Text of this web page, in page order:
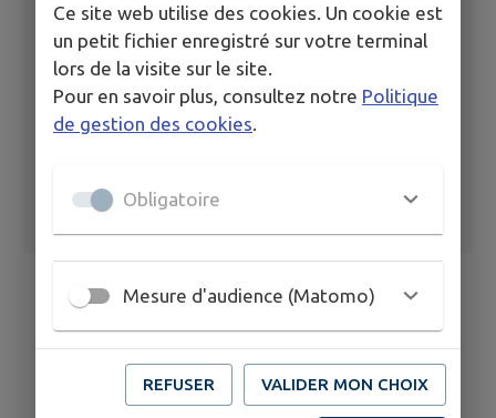
Arrêté du 7 juillet 2026
Ce site web utilise des cookies. Un cookie est
un petit fichier enregistré sur votre terminal
lors de la visite sur le site.
Pour en savoir plus, consultez notre Politique
de gestion des cookies
Obligatoire
Mesure d'audience (Matomo)
REFUSER VALIDER MON CHOIX